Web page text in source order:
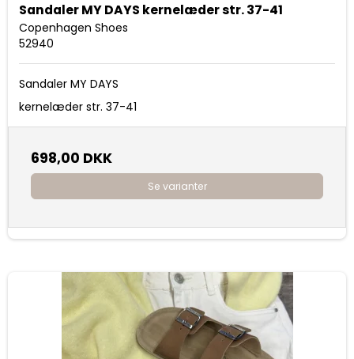
Sandaler MY DAYS kernelæder str. 37-41
Copenhagen Shoes
52940
Sandaler MY DAYS
kernelæder str. 37-41
698,00 DKK
Se varianter